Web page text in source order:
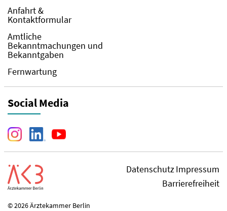
Anfahrt &
Kontaktformular
Amtliche
Bekanntmachungen und
Bekanntgaben
Fernwartung
Social Media
DatenschutzImpressum
Barrierefreiheit
© 2026 Ärztekammer Berlin